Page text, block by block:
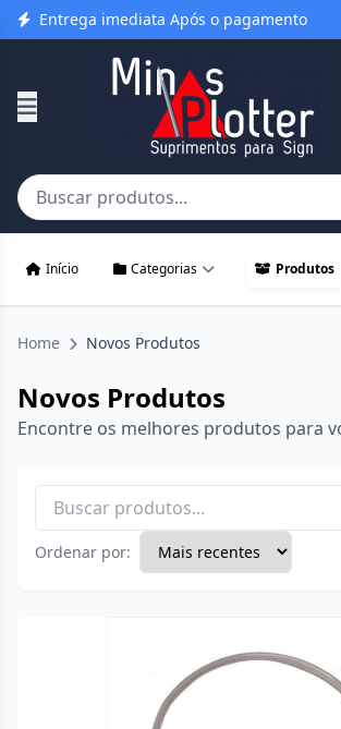
Entrega imediata Após o pagamento
Início Categorias Produtos
Home Novos Produtos
Novos Produtos
Encontre os melhores produtos para
Ordenar por: